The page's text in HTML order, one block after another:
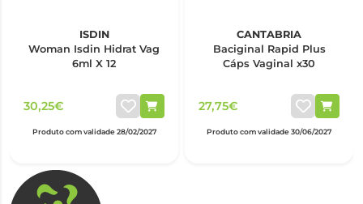
ISDIN
Woman Isdin Hidrat Vag
6ml X 12
30,25€
Produto com validade 28/02/2027
CANTABRIA
Baciginal Rapid Plus
Cáps Vaginal x30
27,75€
Produto com validade 30/06/2027